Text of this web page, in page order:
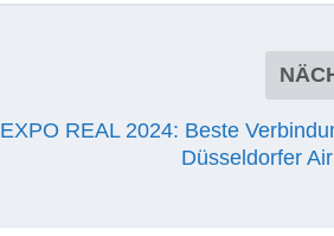
EXPO REAL 2024: Beste
Düsseldorfer